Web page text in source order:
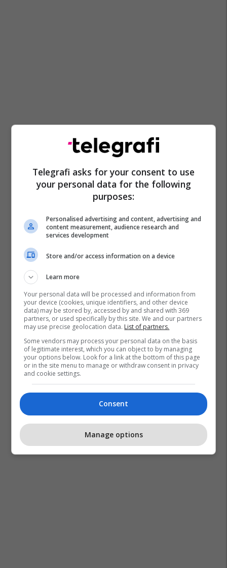
Valon Vataj Albina Kelmendi
Telegrafi asks for your consent to use
your personal data for the following
purposes:
Personalised advertising and content, advertising and
content measurement, audience research and
services development
Store and/or access information on a device
Learn more
Your personal data will be processed and information from
your device (cookies, unique identifiers, and other device
data) may be stored by, accessed by and shared with 369
partners, or used specifically by this site. We and our partners
may use precise geolocation data. List of partners.
Some vendors may process your personal data on the basis
of legitimate interest, which you can object to by managing
your options below. Look for a link at the bottom of this page
or in the site menu to manage or withdraw consent in privacy
and cookie settings.
Consent
Manage options